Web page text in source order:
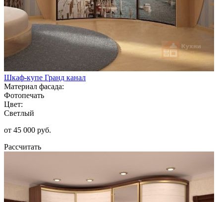
Шкаф-купе Гранд канал
Материал фасада:
Фотопечать
Цвет:
Светлый
от 45 000 руб.
Рассчитать